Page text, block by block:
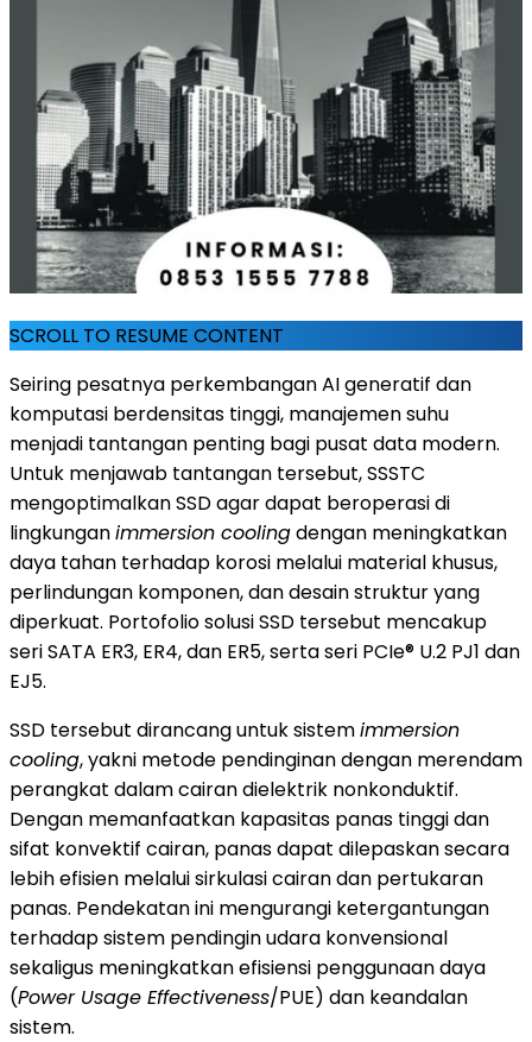
SCROLL TO RESUME CONTENT
Seiring pesatnya perkembangan AI generatif dan
komputasi berdensitas tinggi, manajemen suhu
menjadi tantangan penting bagi pusat data modern.
Untuk menjawab tantangan tersebut, SSSTC
mengoptimalkan SSD agar dapat beroperasi di
lingkunganimmersion coolingdengan meningkatkan
daya tahan terhadap korosi melalui material khusus,
perlindungan komponen, dan desain struktur yang
diperkuat. Portofolio solusi SSD tersebut mencakup
seri SATA ER3, ER4, dan ER5, serta seri PCIe® U.2 PJ1 dan
EJ5.
SSD tersebut dirancang untuk sistemimmersion
cooling, yakni metode pendinginan dengan merendam
perangkat dalam cairan dielektrik nonkonduktif.
Dengan memanfaatkan kapasitas panas tinggi dan
sifat konvektif cairan, panas dapat dilepaskan secara
lebih efisien melalui sirkulasi cairan dan pertukaran
panas. Pendekatan ini mengurangi ketergantungan
terhadap sistem pendingin udara konvensional
sekaligus meningkatkan efisiensi penggunaan daya
(Power Usage Effectiveness/PUE) dan keandalan
sistem.